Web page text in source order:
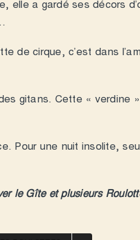
elle a gardé ses décors
de cirque, c’est dans
gitans. Cette « verdine
Pour une nuit insolite,
le Gîte et plusieurs